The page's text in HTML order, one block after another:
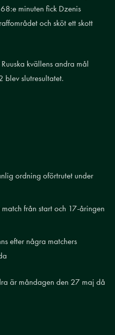
minuten fick Dzenis
och sköt ett skott
kvällens andra mål
blev slutresultatet.
ordning oförtrutet under
match från start och 17-åringen
efter några matchers
är måndagen den 27 maj då